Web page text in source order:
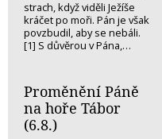
strach, když viděli Ježíše
kráčet po moři. Pán je však
povzbudil, aby se nebáli.
[1] S důvěrou v Pána,…
Proměnění Páně
na hoře Tábor
(6.8.)